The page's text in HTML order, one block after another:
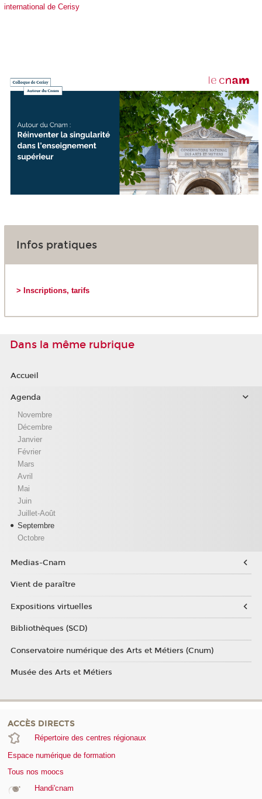
international de Cerisy
Infos pratiques
> Inscriptions, tarifs
Dans la même rubrique
Accueil
Agenda
Novembre
Décembre
Janvier
Février
Mars
Avril
Mai
Juin
Juillet-Août
Septembre
Octobre
Medias-Cnam
Vient de paraître
Expositions virtuelles
Bibliothèques (SCD)
Conservatoire numérique des Arts et Métiers (Cnum)
Musée des Arts et Métiers
ACCÈS DIRECTS
Répertoire des centres régionaux
Espace numérique de formation
Tous nos moocs
Handi'cnam